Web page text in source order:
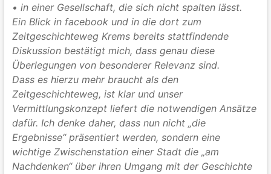
• in einer Gesellschaft, die sich nicht spalten lässt.
Ein Blick in facebook und in die dort zum
Zeitgeschichteweg Krems bereits stattfindende
Diskussion bestätigt mich, dass genau diese
Überlegungen von besonderer Relevanz sind.
Dass es hierzu mehr braucht als den
Zeitgeschichteweg, ist klar und unser
Vermittlungskonzept liefert die notwendigen Ansätze
dafür. Ich denke daher, dass nun nicht „die
Ergebnisse“ präsentiert werden, sondern eine
wichtige Zwischenstation einer Stadt die „am
Nachdenken“ über ihren Umgang mit der Geschichte